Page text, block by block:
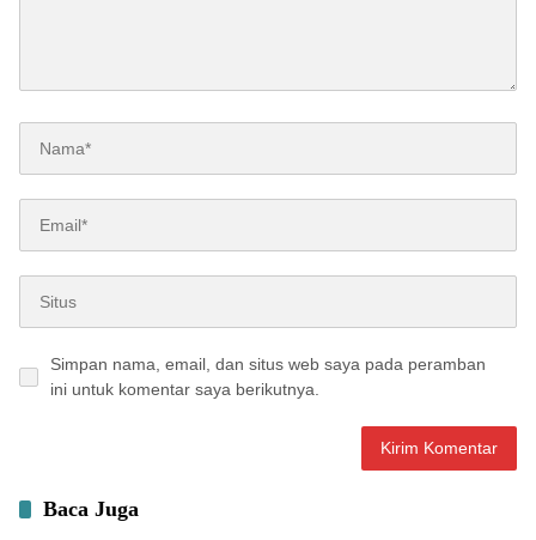
Simpan nama, email, dan situs web saya pada peramban
ini untuk komentar saya berikutnya.
Baca Juga